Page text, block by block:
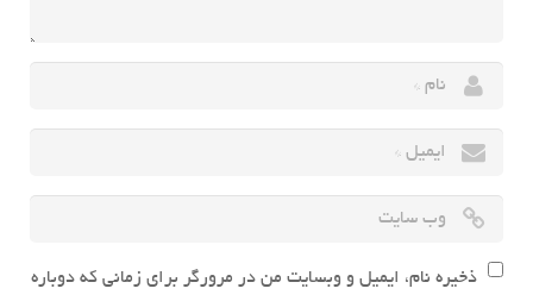
ذخیره نام، ایمیل و وبسایت من در مرورگر برای زمانی که دوباره